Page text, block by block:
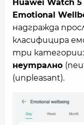
Huawei Watch 5
Emotional
надгражда
класифицира
три категории:
неутрално
(unpleasant).